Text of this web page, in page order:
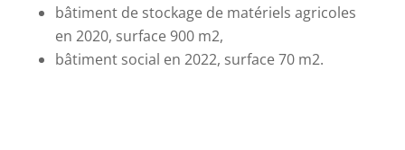
bâtiment de stockage de matériels agricoles
en 2020, surface 900 m2,
bâtiment social en 2022, surface 70 m2.